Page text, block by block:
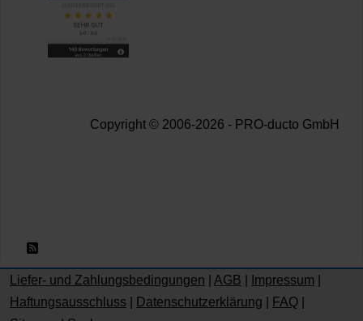
Copyright © 2006-2026 - PRO-ducto GmbH
Liefer- und Zahlungsbedingungen AGB Impressum
Haftungsausschluss
Datenschutzerklärung FAQ